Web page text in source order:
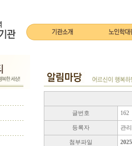
글번호 162
등록자 관
첨부파일